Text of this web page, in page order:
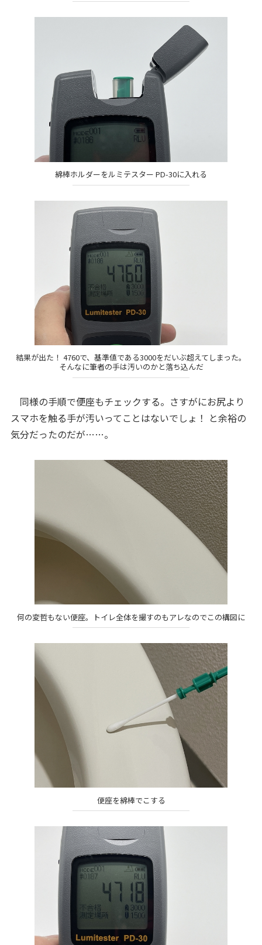
綿棒ホルダーをルミテスター PD-30に入れる
結果が出た！ 4760で、基準値である3000をだいぶ超えてしまった。
そんなに筆者の手は汚いのかと落ち込んだ
同様の手順で便座もチェックする。さすがにお尻より
スマホを触る手が汚いってことはないでしょ！ と余裕の
気分だったのだが……。
何の変哲もない便座。トイレ全体を撮すのもアレなのでこの構図に
便座を綿棒でこする